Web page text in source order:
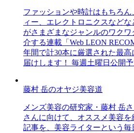
ファッションや時計はもちろ
ィー、エレクトロニクスなど
がさまざまなジャンルのワク
介する連載「Web LEON
年間で計30本に厳選された最
届けします！ 毎週土曜日公開予
藤村 岳のオヤジ美容道
メンズ美容の研究家・藤村 岳
さんに向けて、オススメ美容
記事を、美容ライターという